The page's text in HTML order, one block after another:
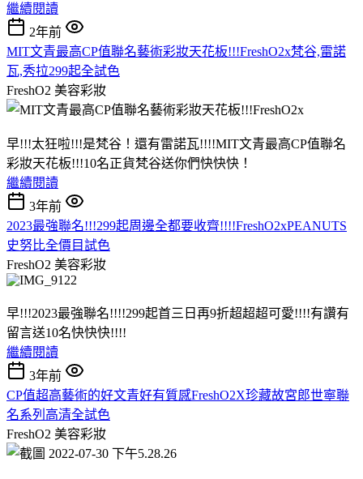
繼續閱讀
2年前
MIT文青最高CP值聯名藝術彩妝天花板!!!FreshO2x梵谷,雷諾
瓦,秀拉299起全試色
FreshO2 美容彩妝
早!!!太狂啦!!!是梵谷！還有雷諾瓦!!!!MIT文青最高CP值聯名
彩妝天花板!!!10名正貨梵谷送你們快快快！
繼續閱讀
3年前
2023最強聯名!!!299起周邊全都要收齊!!!!FreshO2xPEANUTS
史努比全價目試色
FreshO2 美容彩妝
早!!!2023最強聯名!!!!299起首三日再9折超超超可愛!!!!有讚有
留言送10名快快快!!!!
繼續閱讀
3年前
CP值超高藝術的好文青好有質感FreshO2X珍藏故宮郎世寧聯
名系列高清全試色
FreshO2 美容彩妝